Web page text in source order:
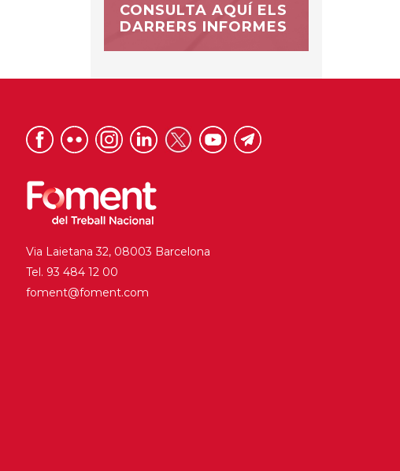
CONSULTA AQUÍ ELS
DARRERS INFORMES
Via Laietana 32, 08003 Barcelona
Tel. 93 484 12 00
foment@foment.com